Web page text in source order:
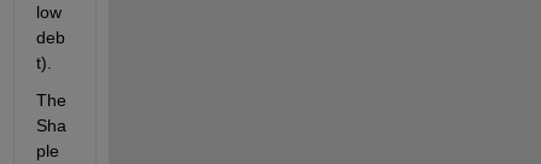
low
deb
t).
The
Sha
ple